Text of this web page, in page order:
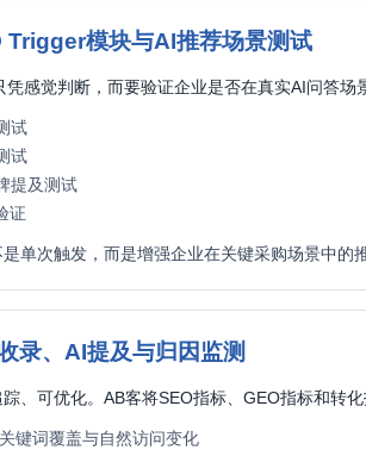
Trigger模块与AI推荐场景测试
感觉判断，而要验证企业是否在真实AI问答场
试
试
提及测试
证
单次触发，而是增强企业在关键采购场景中的
录、AI提及与归因监测
、可优化。AB客将SEO指标、GEO指标和转
键词覆盖与自然访问变化